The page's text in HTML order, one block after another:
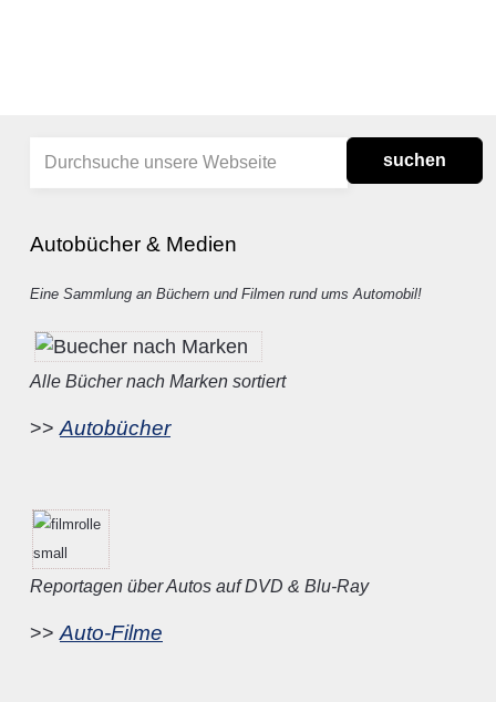
suchen
Autobücher & Medien
Eine Sammlung an Büchern und Filmen rund ums Automobil!
Alle Bücher nach Marken sortiert
>> Autobücher
Reportagen über Autos auf DVD & Blu-Ray
>> Auto-Filme